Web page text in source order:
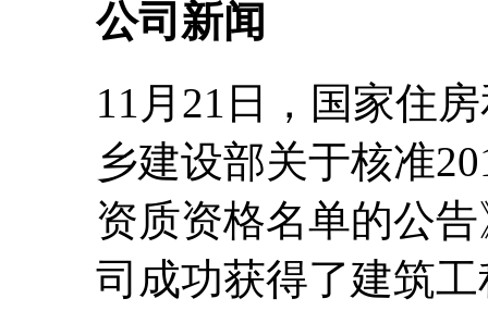
公司新闻
11月21日，国家住
乡建设部关于核准
资质资格名单的公
司成功获得了建筑